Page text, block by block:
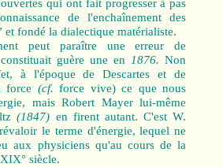
qui ont fait progresser à pas
de l'enchaînement des
et fondé la dialectique matérialiste.
peut paraître une erreur de
guère une en1876.Non
à l'époque de Descartes et de
force (cf.force vive) ce que nous
mais Robert Mayer lui-même
(1847) en firent autant. C'est W.
le terme d'énergie, lequel ne
aux physiciens qu'au cours de la
siècle.